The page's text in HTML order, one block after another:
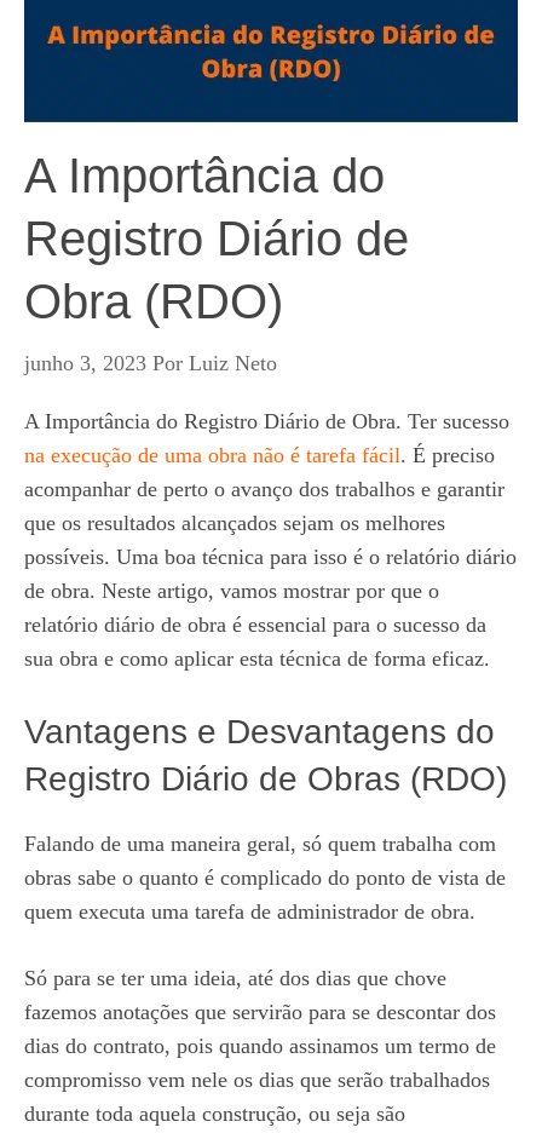
A Importância do
Registro Diário de
Obra (RDO)
junho 3, 2023 Por Luiz Neto
A Importância do Registro Diário de Obra. Ter sucesso
na execução de uma obra não é tarefa fácil. É preciso
acompanhar de perto o avanço dos trabalhos e garantir
que os resultados alcançados sejam os melhores
possíveis. Uma boa técnica para isso é o relatório diário
de obra. Neste artigo, vamos mostrar por que o
relatório diário de obra é essencial para o sucesso da
sua obra e como aplicar esta técnica de forma eficaz.
Vantagens e Desvantagens do
Registro Diário de Obras (RDO)
Falando de uma maneira geral, só quem trabalha com
obras sabe o quanto é complicado do ponto de vista de
quem executa uma tarefa de administrador de obra.
Só para se ter uma ideia, até dos dias que chove
fazemos anotações que servirão para se descontar dos
dias do contrato, pois quando assinamos um termo de
compromisso vem nele os dias que serão trabalhados
durante toda aquela construção, ou seja são